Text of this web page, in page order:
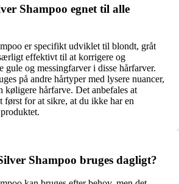
Shampoo egnet til alle
er specifikt udviklet til blondt, gråt
effektivt til at korrigere og
gule og messingfarver i disse hårfarver.
på andre hårtyper med lysere nuancer,
køligere hårfarve. Det anbefales at
først for at sikre, at du ikke har en
Shampoo bruges dagligt?